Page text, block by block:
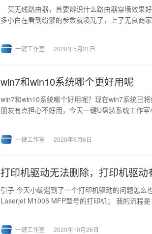
买无线路由器，首要辨识什么路由器穿墙效果
多小白在看到纷繁的参数就凌乱了，上了无良商
一键工作室 2020年5月21日
win7和win10系统哪个更好用呢
win7和win10系统哪个好用呢？现在win7系统已
朋友有点担心不好用，今天一键U盘装系统工作
一键工作室 2020年6月6日
打印机驱动无法删除，打印机驱动
引子 今天小编遇到了一个打印机驱动的问题怎么
Laserjet M1005 MFP型号的打印机； 我的流程
一键工作室 2020年10月26日